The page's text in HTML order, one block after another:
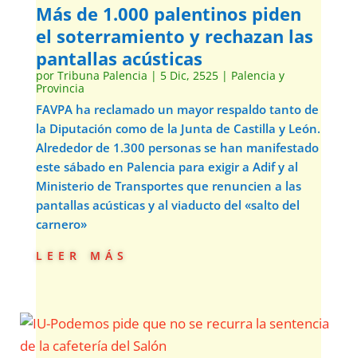
Más de 1.000 palentinos piden
el soterramiento y rechazan las
pantallas acústicas
por Tribuna Palencia | 5 Dic, 2525| Palencia y
Provincia
FAVPA ha reclamado un mayor respaldo tanto de
la Diputación como de la Junta de Castilla y León.
Alrededor de 1.300 personas se han manifestado
este sábado en Palencia para exigir a Adif y al
Ministerio de Transportes que renuncien a las
pantallas acústicas y al viaducto del «salto del
carnero»
leer más